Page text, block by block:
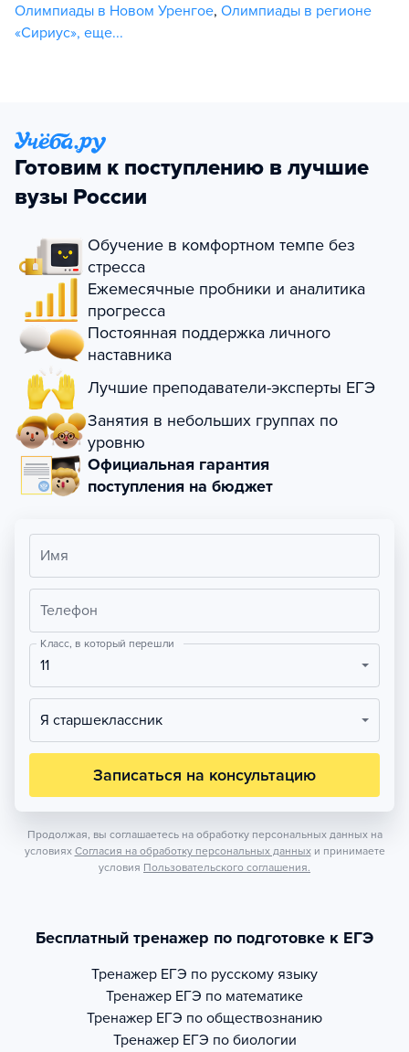
Олимпиады в Новом Уренгое, Олимпиады в регионе
«Сириус», еще...
Готовим к поступлению в лучшие
вузы России
Обучение в комфортном темпе без
стресса
Ежемесячные пробники и аналитика
прогресса
Постоянная поддержка личного
наставника
Лучшие преподаватели-эксперты ЕГЭ
Занятия в небольших группах по
уровню
Официальная гарантия
поступления на бюджет
Имя
Телефон
Класс, в который перешли
11
Я старшеклассник
Записаться на консультацию
Продолжая, вы соглашаетесь на обработку персональных данных на
условиях Согласия на обработку персональных данных и принимаете
условия Пользовательского соглашения.
Бесплатный тренажер по подготовке к ЕГЭ
Тренажер ЕГЭ по русскому языку
Тренажер ЕГЭ по математике
Тренажер ЕГЭ по обществознанию
Тренажер ЕГЭ по биологии